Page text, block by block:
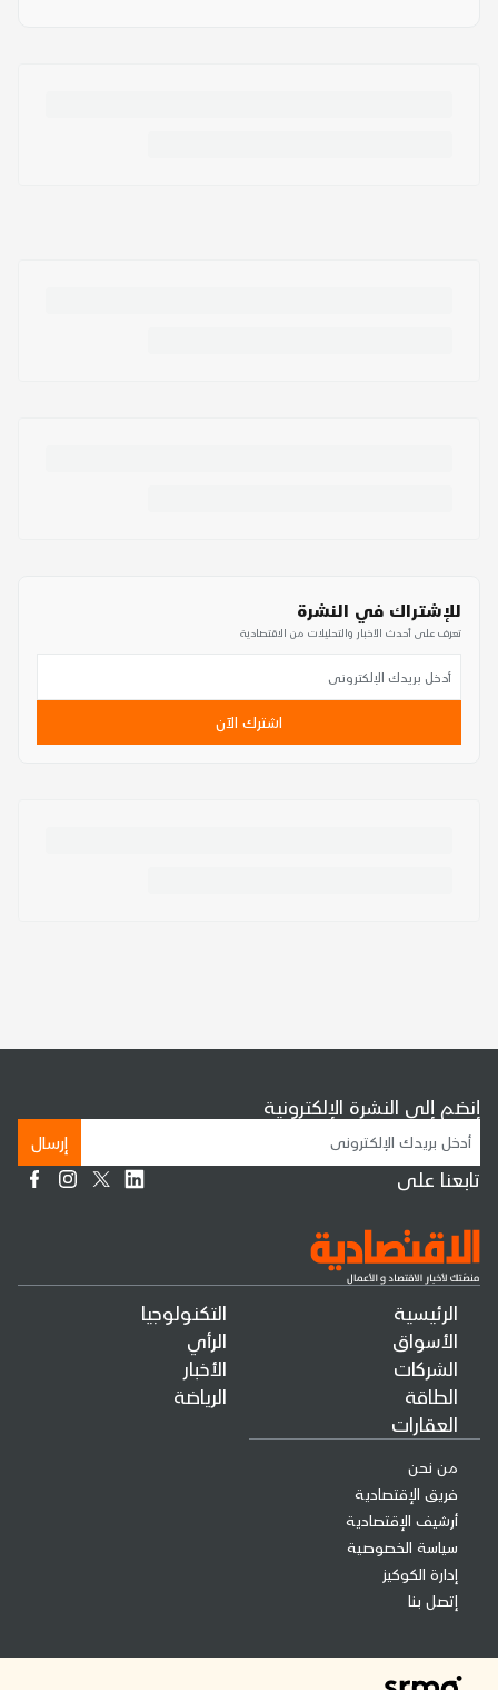
للإشتراك في النشرة
تعرف على أحدث الأخبار والتحليلات من الاقتصادية
اشترك الآن
الرئيسية
الأسواق
الشركات
الطاقة
العقارات
التكنولوجيا
الرأي
الأخبار
الرياضة
من نحن
فريق الإقتصادية
أرشيف الإقتصادية
سياسة الخصوصية
إدارة الكوكيز
إتصل بنا
إنضم إلى النشرة الإلكترونية
إرسال
تابعنا على